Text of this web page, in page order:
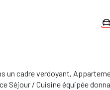
un cadre verdoyant,
Séjour / Cuisine équipée